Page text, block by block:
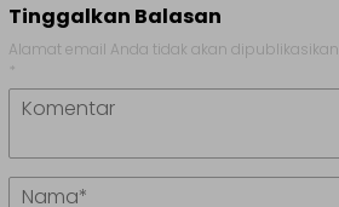
Tinggalkan Balasan
Alamat email Anda tidak akan dipublikasikan.
*